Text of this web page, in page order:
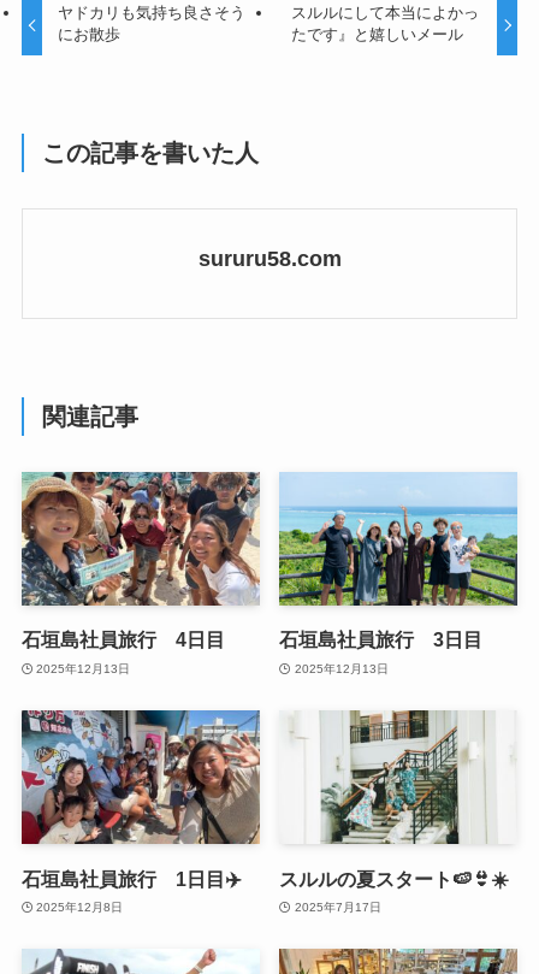
ヤドカリも気持ち良さそう
にお散歩
スルルにして本当によかっ
たです』と嬉しいメール
この記事を書いた人
sururu58.com
関連記事
石垣島社員旅行 4日目
2025年12月13日
石垣島社員旅行 3日目
2025年12月13日
石垣島社員旅行 1日目✈️
2025年12月8日
スルルの夏スタート🍉👙☀️
2025年7月17日